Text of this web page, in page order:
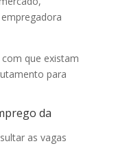
que existam
para
da
as vagas